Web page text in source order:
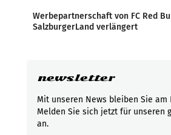
Werbepartnerschaft von FC Red
SalzburgerLand verlängert
newsletter
Mit unseren News bleiben Sie am
Melden Sie sich jetzt für unseren
an.